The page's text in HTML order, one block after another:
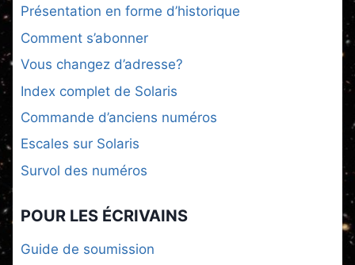
Présentation en forme d’historique
Comment s’abonner
Vous changez d’adresse?
Index complet de Solaris
Commande d’anciens numéros
Escales sur Solaris
Survol des numéros
POUR LES ÉCRIVAINS
Guide de soumission